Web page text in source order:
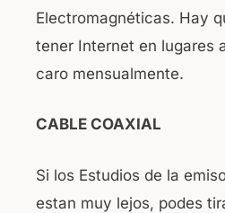
Electromagnéticas. Hay
tener Internet en lugares
caro mensualmente.
CABLE COAXIAL
Si los Estudios de la
estan muy lejos, podes